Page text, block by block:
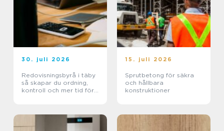
30. juli 2026
Redovisningsbyrå i täby
så skapar du ordning,
kontroll och mer tid för
15. juli 2026
Sprutbetong för säkra
och hållbara
konstruktioner